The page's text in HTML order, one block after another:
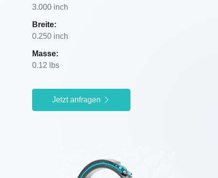
3.000 inch
Breite:
0.250 inch
Masse:
0.12 lbs
Jetzt anfragen